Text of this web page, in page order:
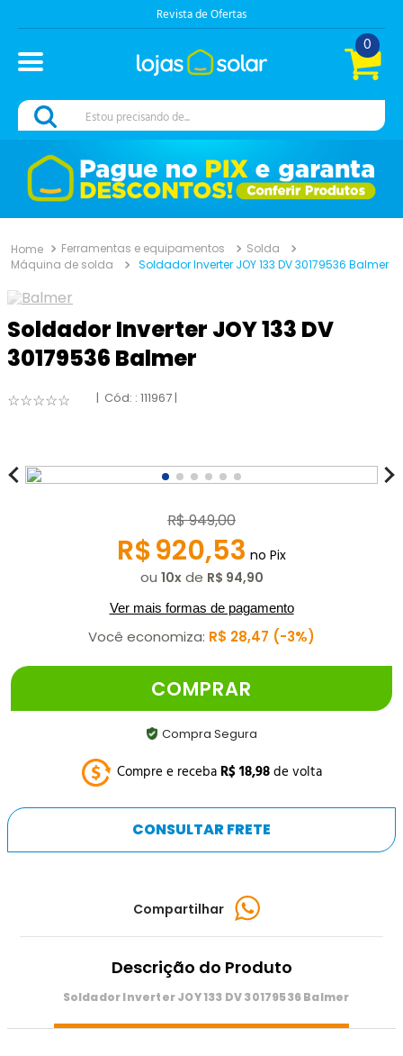
Revista de Ofertas
0
Estou precisando de...
Ferramentas e equipamentos
Solda
Máquina de solda
Soldador Inverter JOY 133 DV 30179536 Balmer
Soldador Inverter JOY 133 DV
30179536 Balmer
☆☆☆☆☆ : 111967
R$949,00
R$920,53 no Pix
ou 10 de R$ 94,90
Ver mais formas de pagamento
Você economiza: R$ 28,47 3%
COMPRAR
Compra Segura
Compre e receba R$18,98de volta
CONSULTAR FRETE
Compartilhar
Descrição do Produto
Soldador Inverter JOY 133 DV 30179536 Balmer